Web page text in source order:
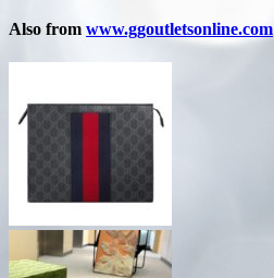
Also from www.ggoutletsonline.com